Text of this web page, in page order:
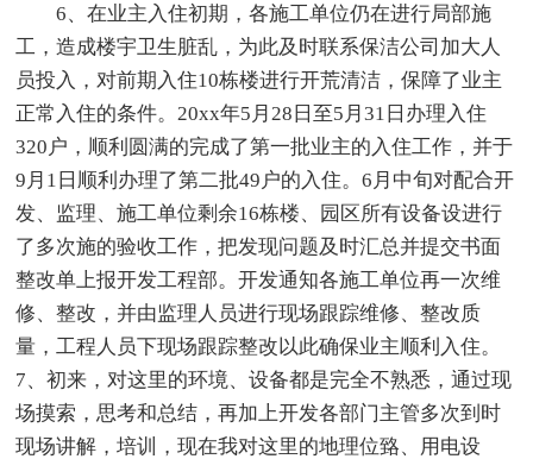
6、在业主入住初期，各施工单位仍在进行局部施
工，造成楼宇卫生脏乱，为此及时联系保洁公司加大人
员投入，对前期入住10栋楼进行开荒清洁，保障了业主
正常入住的条件。20xx年5月28日至5月31日办理入住
320户，顺利圆满的完成了第一批业主的入住工作，并于
9月1日顺利办理了第二批49户的入住。6月中旬对配合开
发、监理、施工单位剩余16栋楼、园区所有设备设进行
了多次施的验收工作，把发现问题及时汇总并提交书面
整改单上报开发工程部。开发通知各施工单位再一次维
修、整改，并由监理人员进行现场跟踪维修、整改质
量，工程人员下现场跟踪整改以此确保业主顺利入住。
7、初来，对这里的环境、设备都是完全不熟悉，通过现
场摸索，思考和总结，再加上开发各部门主管多次到时
现场讲解，培训，现在我对这里的地理位臵、用电设